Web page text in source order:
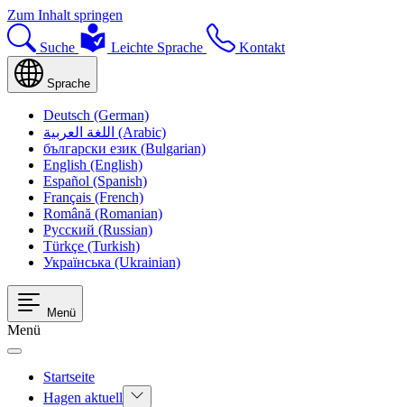
Zum Inhalt springen
Suche Leichte Sprache Kontakt
Sprache
Deutsch (German)
اللغة العربية (Arabic)
български език (Bulgarian)
English (English)
Español (Spanish)
Français (French)
Română (Romanian)
Русский (Russian)
Türkçe (Turkish)
Українська (Ukrainian)
Menü
Menü
Startseite
Hagen aktuell